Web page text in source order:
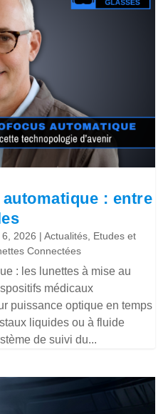
: entre
6, 2026 |Actualités Etudes et
Connectées
: les lunettes à mise au
médicaux
puissance optique en temps
liquides ou à fluide
de suivi du...